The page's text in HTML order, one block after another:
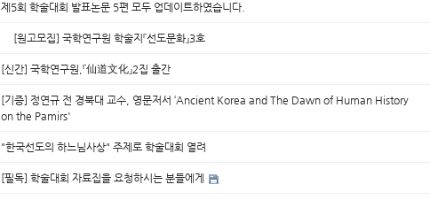
제5회 학술대회 발표논문 5편 모두 업데이트하였습니다.
[원고모집] 국학연구원 학술지『선도문화』3호
[신간] 국학연구원,『仙道文化』2집 출간
[기증] 정연규 전 경북대 교수, 영문저서 ‘Ancient Korea and The Dawn of Human History
on the Pamirs'
"한국선도의 하느님사상" 주제로 학술대회 열려
[필독] 학술대회 자료집을 요청하시는 분들에게